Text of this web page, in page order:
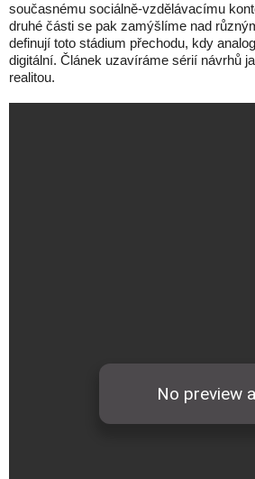
současnému sociálně-vzdělávacímu
druhé části se pak zamýšlíme nad
definují toto stádium přechodu, kdy
digitální. Článek uzavíráme sérií návrhů
realitou.